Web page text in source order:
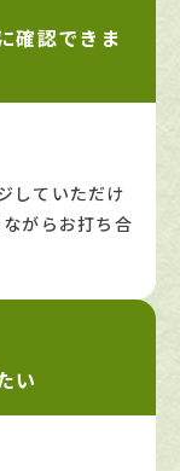
確認できま
していただけ
がらお打ち合
い